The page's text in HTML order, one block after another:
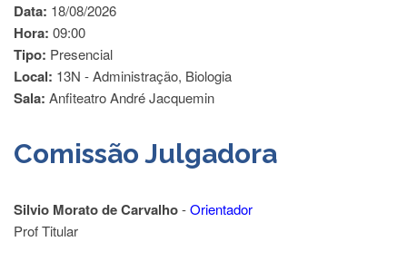
Departamentos
Apresentação
Atendimento
Comissões
Curricularização
da
Extensão
Data: 18/08/2026
Hora: 09:00
Tipo: Presencial
Local: 13N - Administração, Biologia
Sala: Anfiteatro André Jacquemin
Comissão Julgadora
Silvio Morato de Carvalho-Orientador
Prof Titular